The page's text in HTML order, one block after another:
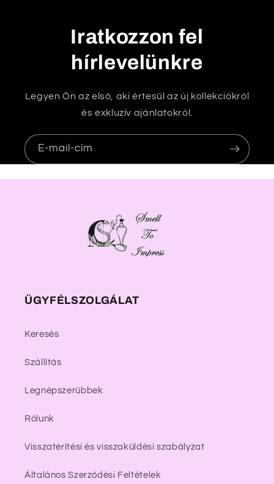
Iratkozzon fel
hírlevelünkre
Legyen Ön az első, aki értesül az új kollekciókról
és exkluzív ajánlatokról.
E-mail-cím
ÜGYFÉLSZOLGÁLAT
Keresés
Szállítás
Legnépszerűbbek
Rólunk
Visszatérítési és visszaküldési szabályzat
Általános Szerződési Feltételek